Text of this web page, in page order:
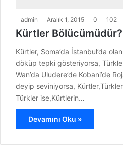
admin Aralık 1, 2015 0 102
Kürtler Bölücümüdür?
Kürtler, Soma’da İstanbul’da
döküp tepki gösteriyorsa,
Wan’da Uludere’de Kobani’de
deyip seviniyorsa,
Türkler ise,Kürtlerin…
Devamını Oku »